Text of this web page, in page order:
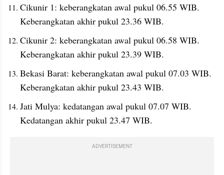
Cikunir 1: keberangkatan awal pukul 06.55 WIB.
Keberangkatan akhir pukul 23.36 WIB.
Cikunir 2: keberangkatan awal pukul 06.58 WIB.
Keberangkatan akhir pukul 23.39 WIB.
Bekasi Barat: keberangkatan awal pukul 07.03 WIB.
Keberangkatan akhir pukul 23.43 WIB.
Jati Mulya: kedatangan awal pukul 07.07 WIB.
Kedatangan akhir pukul 23.47 WIB.
ADVERTISEMENT